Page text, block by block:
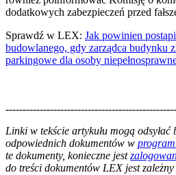
dodatkowych zabezpieczeń przed
Sprawdź w LEX: Jak powinien
budowlanego, gdy zarządca budynku
parkingowe dla osoby
Linki w tekście artykułu mogą odsyłać
odpowiednich dokumentów w
te dokumenty, konieczne jest
do treści dokumentów LEX jest